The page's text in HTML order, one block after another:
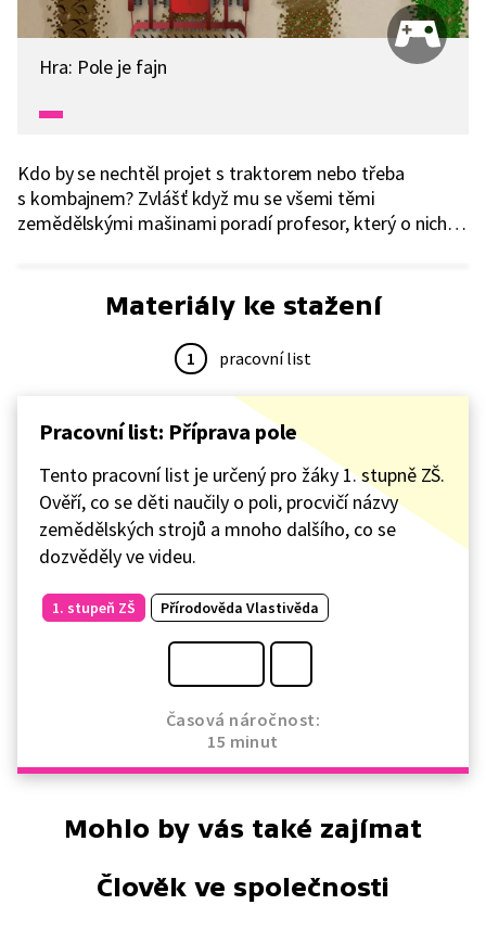
Hra: Pole je fajn
Kdo by se nechtěl projet s traktorem nebo třeba
s kombajnem? Zvlášť když mu se všemi těmi
zemědělskými mašinami poradí profesor, který o nich ví
také skvěle bavit.Materiály ke stažení
1 pracovní list
Pracovní list: Příprava pole
Tento pracovní list je určený pro žáky 1. stupně ZŠ.
Ověří, co se děti naučily o poli, procvičí názvy
zemědělských strojů a mnoho dalšího, co se
dozvěděly ve videu.
1. stupeň ZŠ Přírodověda Vlastivěda
Časová náročnost:
15 minut
Mohlo by vás také zajímat
Člověk ve společnosti